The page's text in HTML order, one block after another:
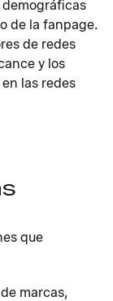
de la fanpage.
de redes
y los
las redes
que
marcas,